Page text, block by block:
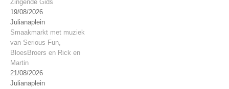
Zingende Gids
19/08/2026
Julianaplein
Smaakmarkt met muziek
van Serious Fun,
BloesBroers en Rick en
Martin
21/08/2026
Julianaplein